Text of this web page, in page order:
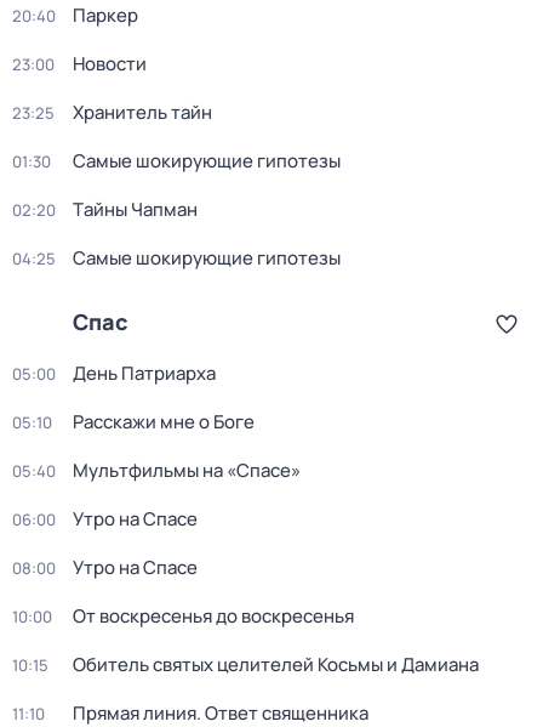
20:40 Паркер
23:00 Новости
23:25 Хранитель тайн
01:30 Самые шoкиpующие гипотезы
02:20 Тaйны Чапман
04:25 Самые шoкиpующие гипотезы
Спас
05:00 Дeнь Патриаpха
05:10 Расскажи мне о Боге
05:40 Мультфильмы на «Спасе»
06:00 Утро на Спасе
08:00 Утро на Спасе
10:00 От воскресенья до воскресенья
10:15 Обитель святых целителей Косьмы и Дамиана
11:10 Прямая линия. Ответ священника